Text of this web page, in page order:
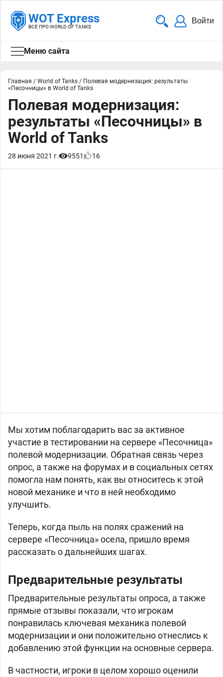
WOT Express
ВСЁ ПРО WORLD OF TANKS
Войти
Меню сайта
Главная / World of Tanks / Полевая модернизация: результаты
«Песочницы» в World of Tanks
Полевая модернизация:
результаты «Песочницы» в
World of Tanks
28 июня 2021 г. 9551 16
Мы хотим поблагодарить вас за активное
участие в тестировании на сервере «Песочница»
полевой модернизации. Обратная связь через
опрос, а также на форумах и в социальных сетях
помогла нам понять, как вы относитесь к этой
новой механике и что в ней необходимо
улучшить.
Теперь, когда пыль на полях сражений на
сервере «Песочница» осела, пришло время
рассказать о дальнейших шагах.
Предварительные результаты
Предварительные результаты опроса, а также
прямые отзывы показали, что игрокам
понравилась ключевая механика полевой
модернизации и они положительно отнеслись к
добавлению этой функции на основные сервера.
В частности, игроки в целом хорошо оценили